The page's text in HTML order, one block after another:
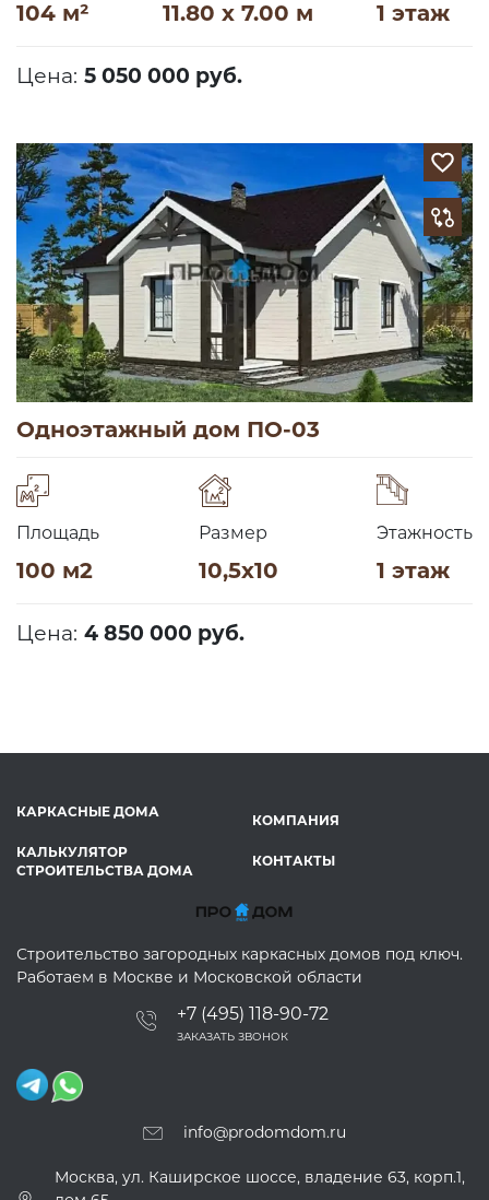
104 м² 11.80 x 7.00 м 1 этаж
Цена: 5 050 000 руб.
Одноэтажный дом ПО-03
Площадь
100 м2
Размер
10,5х10
Этажность
1 этаж
Цена: 4 850 000 руб.
КАРКАСНЫЕ ДОМА
КАЛЬКУЛЯТОР
СТРОИТЕЛЬСТВА ДОМА
КОМПАНИЯ
КОНТАКТЫ
Строительство загородных каркасных домов под ключ.
Работаем в Москве и Московской области
+7 (495) 118-90-72
ЗАКАЗАТЬ ЗВОНОК
info@prodomdom.ru
Москва, ул. Каширское шоссе, владение 63, корп.1,